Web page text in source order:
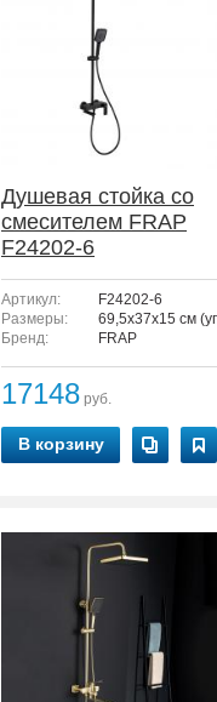
Душевая стойка со
смесителем FRAP
F24202-6
Артикул:
F24202-6
Размеры:
69,5x37x15 см
Бренд:
FRAP
17148 руб.
В корзину